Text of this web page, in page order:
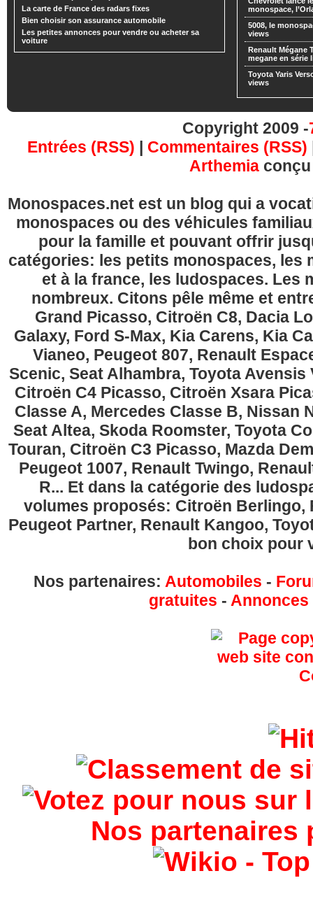
La carte de France des radars fixes
Bien choisir son assurance automobile
Les petites annonces pour vendre ou acheter sa
voiture
monospace,
5008, le
views
Renault Mégane
megane en série
Toyota Yaris
views
Copyright 2009 -
Entrées (RSS) | Commentaires (RSS)
Arthemia
Monospaces.net est un blog qui a
monospaces ou des véhicules
pour la famille et pouvant offrir
catégories: les petits monospaces, les
et à la france, les ludospaces. Les
nombreux. Citons pêle même et
Grand Picasso, Citroën C8, Dacia
Galaxy, Ford S-Max, Kia Carens, Kia
Vianeo, Peugeot 807, Renault
Scenic, Seat Alhambra, Toyota
Citroën C4 Picasso, Citroën Xsara
Classe A, Mercedes Classe B, Nissan
Seat Altea, Skoda Roomster, Toyota
Touran, Citroën C3 Picasso, Mazda
Peugeot 1007, Renault Twingo,
R... Et dans la catégorie des
volumes proposés: Citroën Berlingo,
Peugeot Partner, Renault Kangoo,
bon choix pour
Nos partenaires: Automobiles -
gratuites -
Nos partenaires